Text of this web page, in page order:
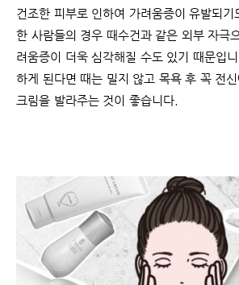
건조한 피부로 인하여 가려움증이 유발되
한 사람들의 경우 때수건과 같은 외부 자극
려움증이 더욱 심각해질 수도 있기 때문입
하게 된다면 때는 밀지 않고 목욕 후 꼭 전
크림을 발라주는 것이 좋습니다.